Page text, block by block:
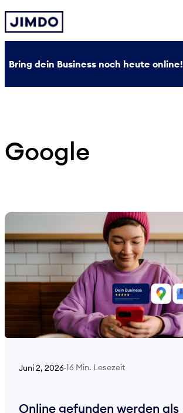
Zum
Inhalt
springen
Bring dein Business noch heute online!
Google
Juni 2, 2026·16 Min. Lesezeit
Online gefunden werden als